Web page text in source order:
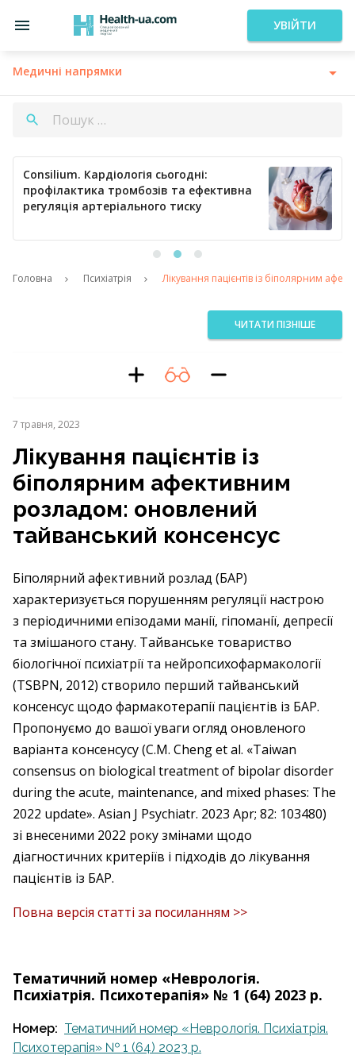
УВІЙТИ
Медичні напрямки
Consilium. Кардіологія сьогодні:
профілактика тромбозів та ефективна
регуляція артеріального тиску
Головна Психіатрія Лікування пацієнтів із біполярним
ЧИТАТИ ПІЗНІШЕ
7 травня, 2023
Лікування пацієнтів із
біполярним афективним
розладом: оновлений
тайванський консенсус
Біполярний афективний розлад (БАР)
характеризується порушенням регуляції настрою
з періодичними епізодами манії, гіпоманії, депресії
та змішаного стану. Тайванське товариство
біологічної психіатрії та нейропсихофармакології
(TSBPN, 2012) створило перший тайванський
консенсус щодо фармакотерапії пацієнтів із БАР.
Пропонуємо до вашої уваги огляд оновленого
варіанта консенсусу (C.M. Cheng et al. «Taiwan
consensus on biological treatment of bipolar disorder
during the acute, maintenance, and mixed phases: The
2022 update». Asian J Psychiatr. 2023 Apr; 82: 103480)
зі внесеними 2022 року змінами щодо
діагностичних критеріїв і підходів до лікування
пацієнтів із БАР.
Повна версія статті за посиланням >>
Тематичний номер «Неврологія.
Психіатрія. Психотерапія» № 1 (64) 2023 р.
Номер: Тематичний номер «Неврологія. Психіатрія.
Психотерапія» № 1 (64) 2023 р.